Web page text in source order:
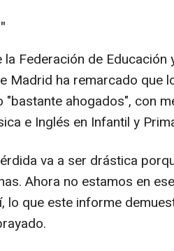
Federación de Educación
Madrid ha remarcado que
ahogados", con
e Inglés en Infantil y
va a ser drástica
Ahora no estamos en ese
lo que este informe